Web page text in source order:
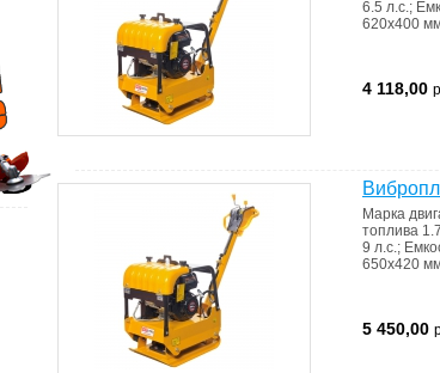
6.5 л.с.;
620х400
4 118,00
Марка
топлива
9 л.с.;
650х420
5 450,00